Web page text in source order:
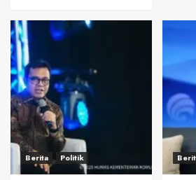
Berita Politik